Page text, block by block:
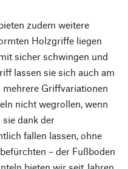
zudem weitere
Holzgriffe liegen
sicher schwingen und
lassen sie sich auch am
mehrere Griffvariationen
nicht wegrollen, wenn
dank der
fallen lassen, ohne
– der Fußboden